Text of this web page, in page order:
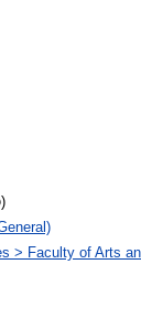
> Faculty of Arts